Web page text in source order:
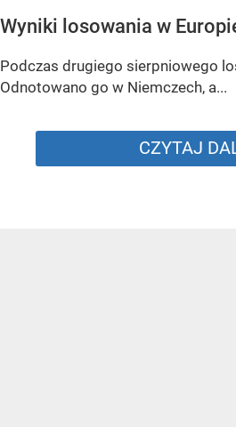
Wyniki losowania w
Podczas drugiego sierpniowego
Odnotowano go w Niemczech, a...
CZYTAJ